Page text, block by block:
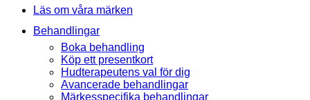
Läs om våra märken
Behandlingar
Boka behandling
Köp ett presentkort
Hudterapeutens val för dig
Avancerade behandlingar
Märkesspecifika behandlingar